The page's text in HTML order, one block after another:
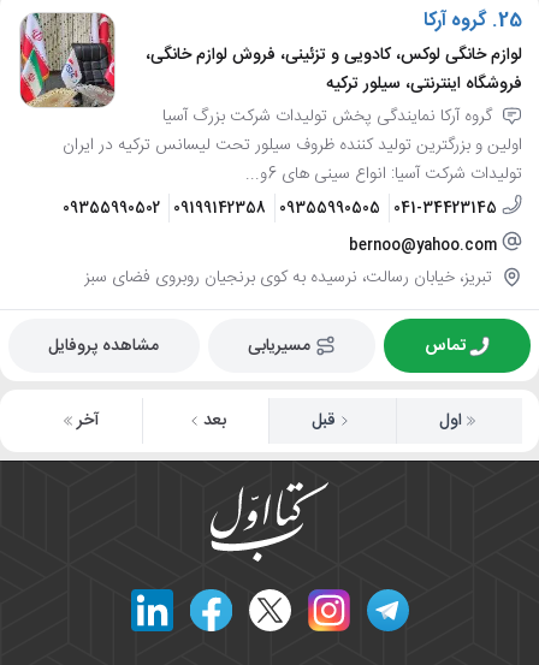
25. گروه آرکا
لوازم خانگی لوکس، کادویی و تزئینی، فروش لوازم خانگی،
فروشگاه اینترنتی، سیلور ترکیه
گروه آرکا نمایندگی پخش تولیدات شرکت بزرگ آسیا
اولین و بزرگترین تولید کننده ظروف سیلور تحت لیسانس ترکیه در ایران
تولیدات شرکت آسیا: انواع سینی های 6و...
041-34423145
09355990505
09199142358
09355990502
bernoo@yahoo.com
تبریز، خیابان رسالت، نرسیده به کوی برنجیان روبروی فضای سبز
تماس مسیریابی مشاهده پروفایل
اول قبل بعد آخر